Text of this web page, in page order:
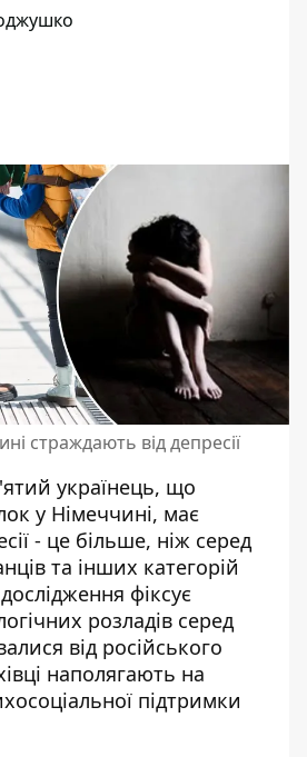
страждають від депресії
українець, що
у Німеччині, має
- це більше, ніж серед
та інших категорій
фіксує
розладів серед
від російського
наполягають на
підтримки